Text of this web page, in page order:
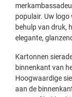
populair. Uw
behulp van druk,
elegante,
Kartonnen
binnenkant van
Hoogwaardige
aan de